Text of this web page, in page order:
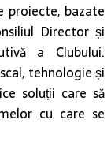
proiecte, bazate
Director și
a Clubului.
tehnologie și
soluții care să
cu care se